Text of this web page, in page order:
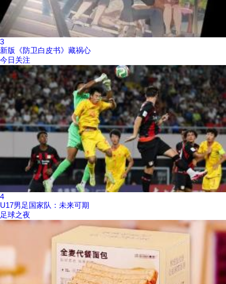
3
新版《防卫白皮书》藏祸心
今日关注
4
U17男足国家队：未来可期
足球之夜